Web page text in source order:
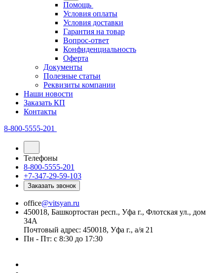
Помощь
Условия оплаты
Условия доставки
Гарантия на товар
Вопрос-ответ
Конфиденциальность
Оферта
Документы
Полезные статьи
Реквизиты компании
Наши новости
Заказать КП
Контакты
8-800-5555-201
Телефоны
8-800-5555-201
+7-347-29-59-103
Заказать звонок
office@vitsyan.ru
450018, Башкортостан респ., Уфа г., Флотская ул., дом
34А
Почтовый адрес: 450018, Уфа г., а/я 21
Пн - Пт: с 8:30 до 17:30